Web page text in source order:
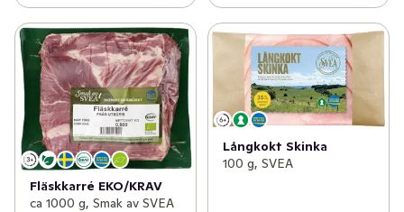
Fläskkarré EKO/KRAV
ca 1000 g, Smak av SVEA
Långkokt Skinka
100 g, SVEA